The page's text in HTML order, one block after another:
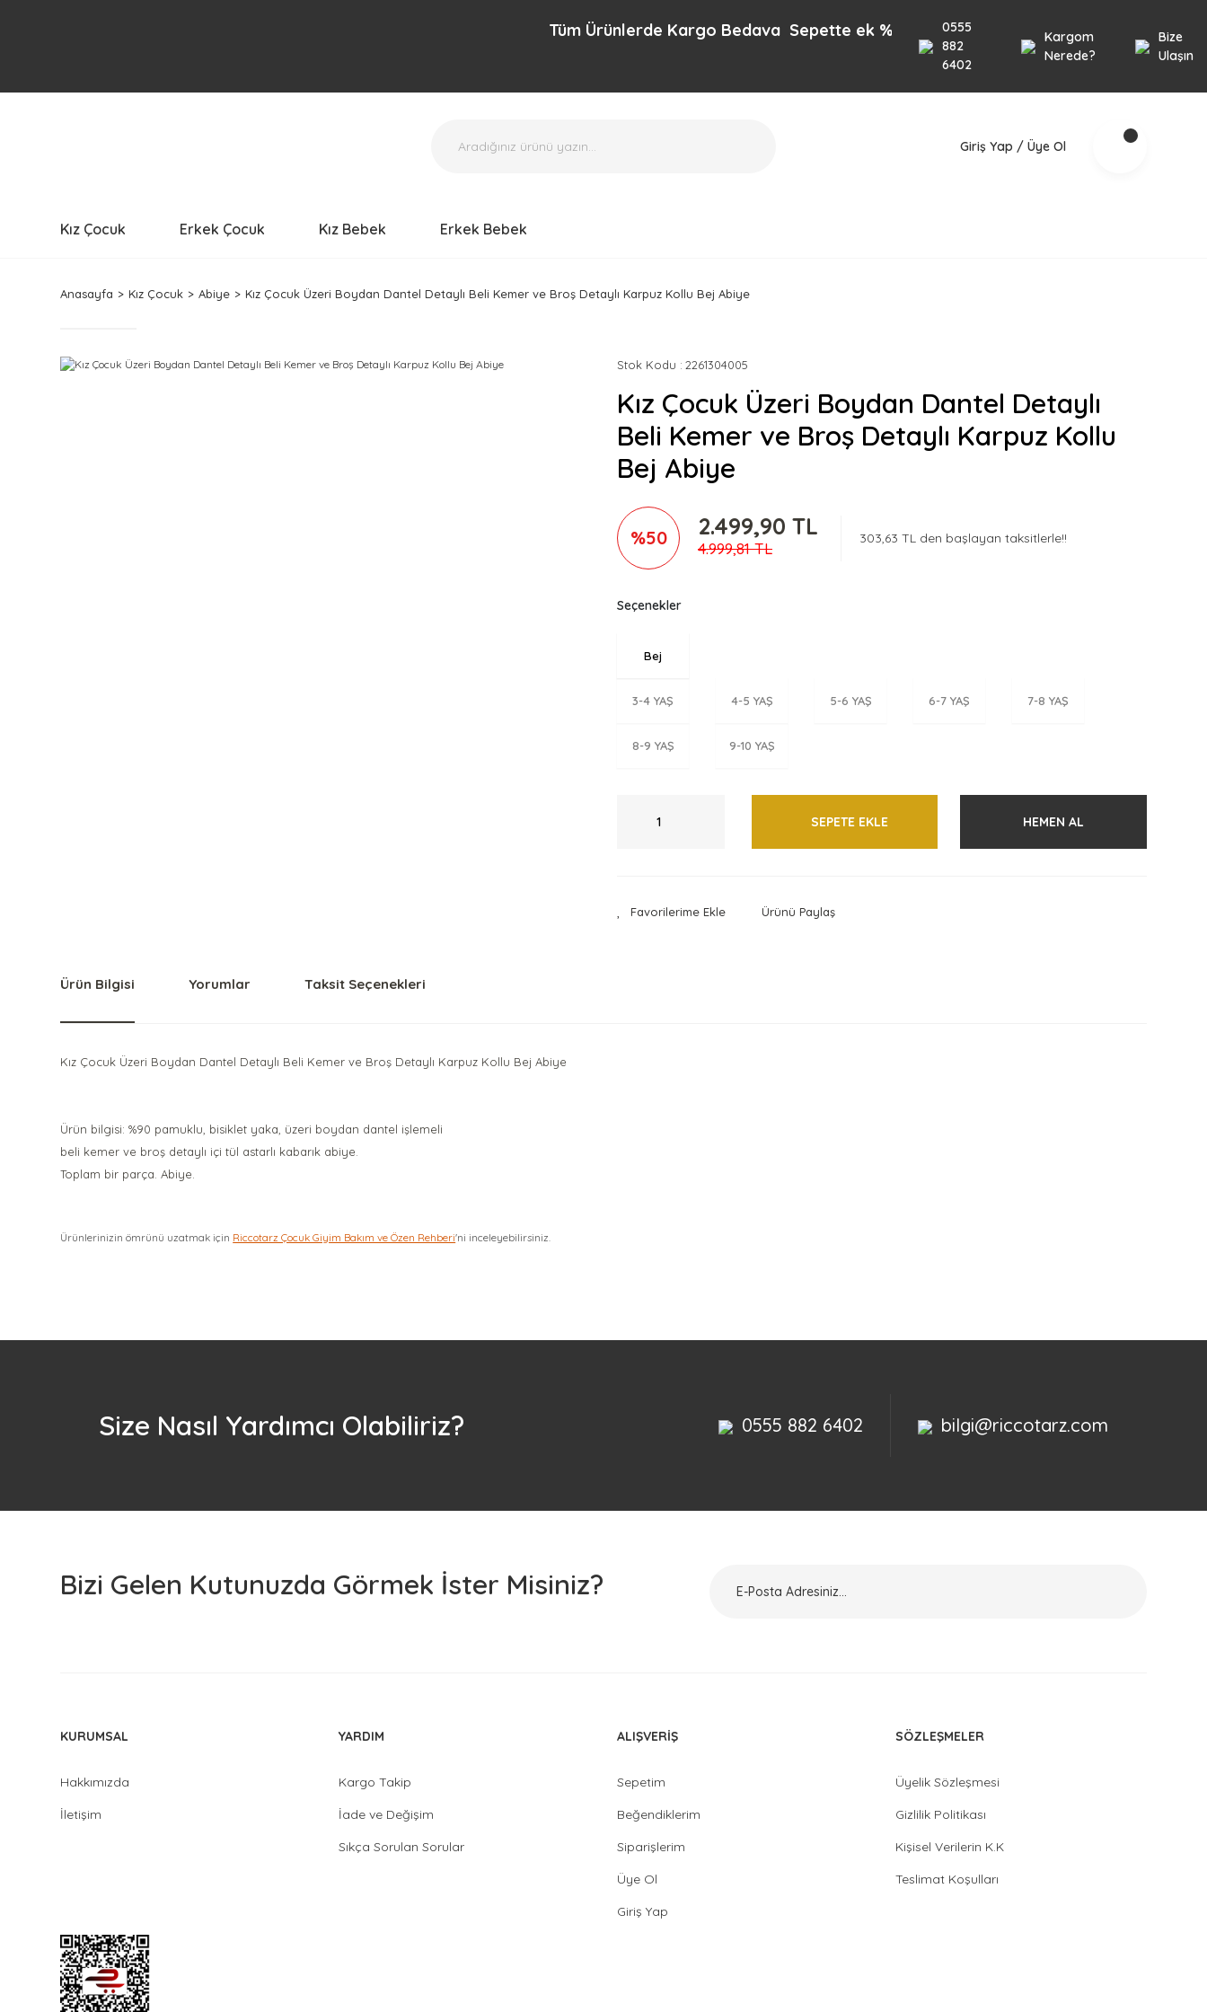
Tüm Ürünlerde Kargo Bedava Sepette ek %10 İndirim 1000TL üzeri alışverişlerinizde
0555
882
6402
Kargom
Nerede?
Bize
Ulaşın
Giriş Yap / Üye Ol
Kız Çocuk Erkek Çocuk Kız Bebek Erkek Bebek
Anasayfa Kız Çocuk Abiye Kız Çocuk Üzeri Boydan Dantel Detaylı Beli Kemer ve Broş Detaylı Karpuz Kollu Bej Abiye
Stok Kodu 2261304005
Kız Çocuk Üzeri Boydan Dantel Detaylı
Beli Kemer ve Broş Detaylı Karpuz Kollu
Bej Abiye
%50 2.499,90 TL
4.999,81 TL
303,63 TL den başlayan taksitlerle!!
Seçenekler
Bej
3-4 YAŞ 4-5 YAŞ 5-6 YAŞ 6-7 YAŞ 7-8 YAŞ
8-9 YAŞ 9-10 YAŞ
SEPETE EKLE HEMEN AL
Ürünü Paylaş
Ürün Bilgisi Yorumlar Taksit Seçenekleri
Kız Çocuk Üzeri Boydan Dantel Detaylı Beli Kemer ve Broş Detaylı Karpuz Kollu Bej Abiye
Ürün bilgisi: %90 pamuklu, bisiklet yaka, üzeri boydan dantel işlemeli
beli kemer ve broş detaylı içi tül astarlı kabarık abiye.
Toplam bir parça. Abiye.
Ürünlerinizin ömrünü uzatmak için Riccotarz Çocuk Giyim Bakım ve Özen Rehberi'ni inceleyebilirsiniz.
Size Nasıl Yardımcı Olabiliriz? 0555 882 6402 bilgi@riccotarz.com
Bizi Gelen Kutunuzda Görmek İster Misiniz?
KURUMSAL
Hakkımızda
İletişim
YARDIM
Kargo Takip
İade ve Değişim
Sıkça Sorulan Sorular
ALIŞVERİŞ
Sepetim
Beğendiklerim
Siparişlerim
Üye Ol
Giriş Yap
SÖZLEŞMELER
Üyelik Sözleşmesi
Gizlilik Politikası
Kişisel Verilerin K.K
Teslimat Koşulları